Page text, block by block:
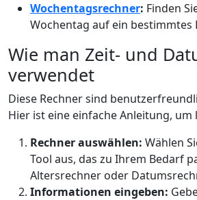
Wochentagsrechner: Finden
Wochentag auf ein bestimmtes
Wie man Zeit- und
verwendet
Diese Rechner sind
Hier ist eine einfache Anleitung, um
Rechner auswählen: Wählen
Tool aus, das zu Ihrem Bedarf
Altersrechner oder
Informationen eingeben: